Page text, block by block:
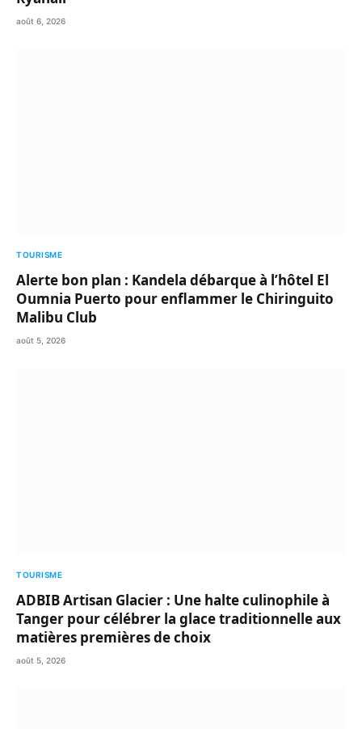
août 6, 2026
TOURISME
Alerte bon plan : Kandela débarque à l’hôtel El
Oumnia Puerto pour enflammer le Chiringuito
Malibu Club
août 5, 2026
TOURISME
ADBIB Artisan Glacier : Une halte culinophile à
Tanger pour célébrer la glace traditionnelle aux
matières premières de choix
août 5, 2026